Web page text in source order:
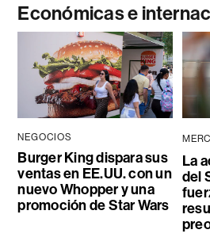
Económicas e
NEGOCIOS
Burger King dispara sus
ventas en EE.UU. con un
nuevo Whopper y una
promoción de Star Wars
La
del